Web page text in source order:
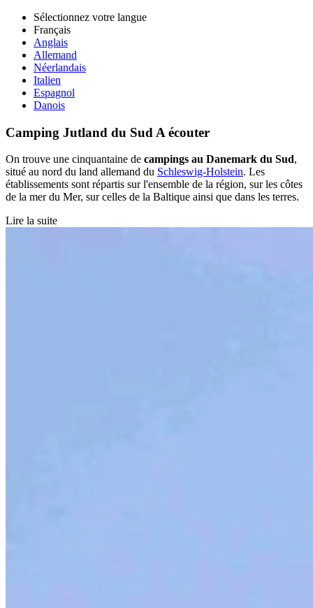
Sélectionnez votre langue
Français
Anglais
Allemand
Néerlandais
Italien
Espagnol
Danois
Camping Jutland du Sud A écouter
On trouve une cinquantaine de campings au Danemark du Sud,
situé au nord du land allemand du Schleswig-Holstein. Les
établissements sont répartis sur l'ensemble de la région, sur les côtes
de la mer du Mer, sur celles de la Baltique ainsi que dans les terres.
Lire la suite